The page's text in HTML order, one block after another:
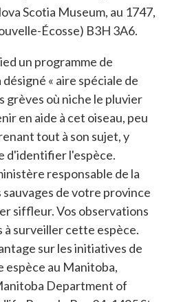
Scotia Museum, au 1747,
Écosse) B3H 3A6.
un programme de
« aire spéciale de
grèves où niche le pluvier
en aide à cet oiseau, peu
tout à son sujet, y
d'identifier l'espèce.
responsable de la
de votre province
siffleur. Vos observations
surveiller cette espèce.
sur les initiatives de
au Manitoba,
Department of